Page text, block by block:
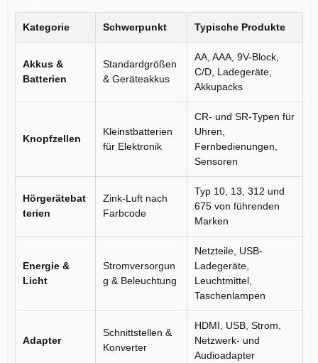
Kategorie Schwerpunkt Typische Produkte
Akkus &
Batterien
Standardgrößen
& Geräteakkus
AA, AAA, 9V-Block,
C/D, Ladegeräte,
Akkupacks
Knopfzellen
Kleinstbatterien
für Elektronik
CR- und SR-Typen für
Uhren,
Fernbedienungen,
Sensoren
Hörgerätebat
terien
Zink-Luft nach
Farbcode
Typ 10, 13, 312 und
675 von führenden
Marken
Energie &
Licht
Stromversorgun
g & Beleuchtung
Netzteile, USB-
Ladegeräte,
Leuchtmittel,
Taschenlampen
Adapter
Schnittstellen &
Konverter
HDMI, USB, Strom,
Netzwerk- und
Audioadapter